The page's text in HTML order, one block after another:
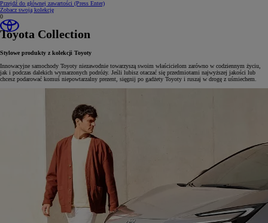
Przejdź do głównej zawartości (Press Enter)
Zobacz swoją kolekcję
0
Toyota Collection
Stylowe produkty z kolekcji Toyoty
Innowacyjne samochody Toyoty niezawodnie towarzyszą swoim właścicielom zarówno w codziennym życiu,
jak i podczas dalekich wymarzonych podróży. Jeśli lubisz otaczać się przedmiotami najwyższej jakości lub
chcesz podarować komuś niepowtarzalny prezent, sięgnij po gadżety Toyoty i ruszaj w drogę z uśmiechem.